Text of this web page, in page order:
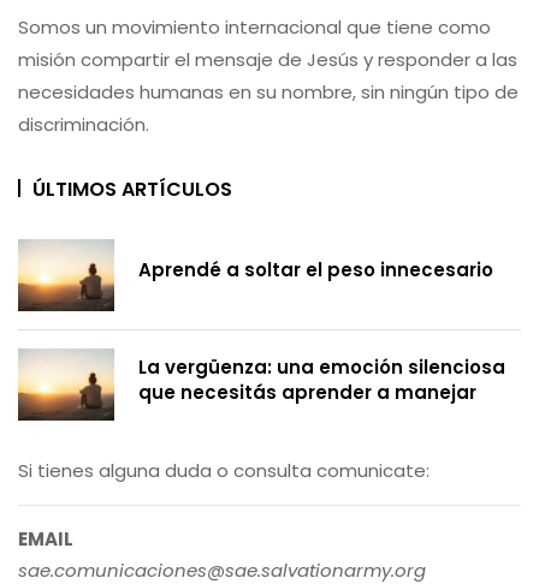
Somos un movimiento internacional que tiene como
misión compartir el mensaje de Jesús y responder a las
necesidades humanas en su nombre, sin ningún tipo de
discriminación.
ÚLTIMOS ARTÍCULOS
Aprendé a soltar el peso innecesario
La vergüenza: una emoción silenciosa
que necesitás aprender a manejar
Si tienes alguna duda o consulta comunicate:
EMAIL
sae.comunicaciones@sae.salvationarmy.org